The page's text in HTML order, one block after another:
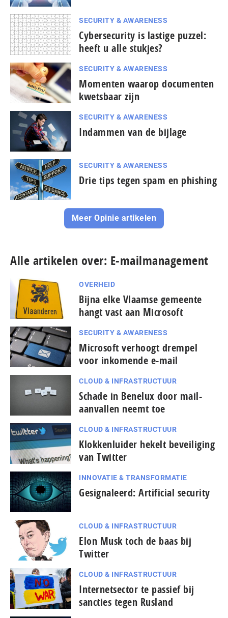
SECURITY & AWARENESS
Cybersecurity is lastige puzzel:
heeft u alle stukjes?
SECURITY & AWARENESS
Momenten waarop documenten
kwetsbaar zijn
SECURITY & AWARENESS
Indammen van de bijlage
SECURITY & AWARENESS
Drie tips tegen spam en phishing
Meer Opinie artikelen
Alle artikelen over: E-mailmanagement
OVERHEID
Bijna elke Vlaamse gemeente
hangt vast aan Microsoft
SECURITY & AWARENESS
Microsoft verhoogt drempel
voor inkomende e-mail
CLOUD & INFRASTRUCTUUR
Schade in Benelux door mail-
aanvallen neemt toe
CLOUD & INFRASTRUCTUUR
Klokkenluider hekelt beveiliging
van Twitter
INNOVATIE & TRANSFORMATIE
Gesignaleerd: Artificial security
CLOUD & INFRASTRUCTUUR
Elon Musk toch de baas bij
Twitter
CLOUD & INFRASTRUCTUUR
Internetsector te passief bij
sancties tegen Rusland